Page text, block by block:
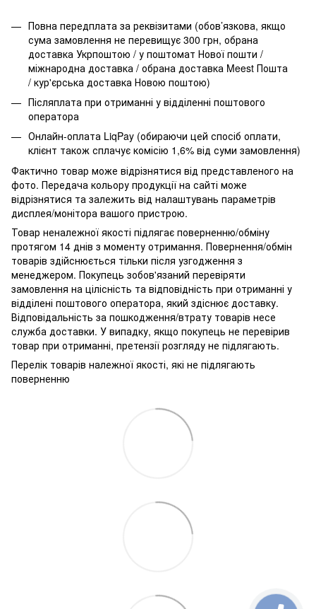
Повна передплата за реквізитами (обов’язкова, якщо
сума замовлення не перевищує 300 грн, обрана
доставка Укрпоштою / у поштомат Нової пошти /
міжнародна доставка / обрана доставка Meest Пошта
/ кур'єрська доставка Новою поштою)
Післяплата при отриманні у відділенні поштового
оператора
Онлайн-оплата LiqPay (обираючи цей спосіб оплати,
клієнт також сплачує комісію 1,6% від суми замовлення)
Фактично товар може відрізнятися від представленого на
фото. Передача кольору продукції на сайті може
відрізнятися та залежить від налаштувань параметрів
дисплея/монітора вашого пристрою.
Товар неналежної якості підлягає поверненню/обміну
протягом 14 днів з моменту отримання. Повернення/обмін
товарів здійснюється тільки після узгодження з
менеджером. Покупець зобов'язаний перевіряти
замовлення на цілісність та відповідність при отриманні у
відділені поштового оператора, який здіснює доставку.
Відповідальність за пошкодження/втрату товарів несе
служба доставки. У випадку, якщо покупець не перевірив
товар при отриманні, претензії розгляду не підлягають.
Перелік товарів належної якості, які не підлягають
поверненню